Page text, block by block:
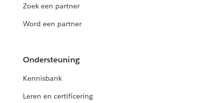
Zoek een partner
Word een partner
Ondersteuning
Kennisbank
Leren en certificering